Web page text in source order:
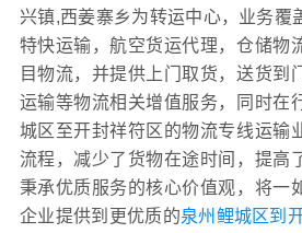
兴镇,西姜寨乡为转运中心，业务覆
特快运输，航空货运代理，仓储物
目物流，并提供上门取货，送货到
运输等物流相关增值服务，同时在
城区至开封祥符区的物流专线运输
流程，减少了货物在途时间，提高
秉承优质服务的核心价值观，将一
企业提供到更优质的泉州鲤城区到